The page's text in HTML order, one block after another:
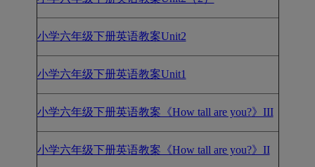
小学六年级下册英语教案Unit2
小学六年级下册英语教案Unit1
小学六年级下册英语教案《How tall are you?》III
小学六年级下册英语教案《How tall are you?》II